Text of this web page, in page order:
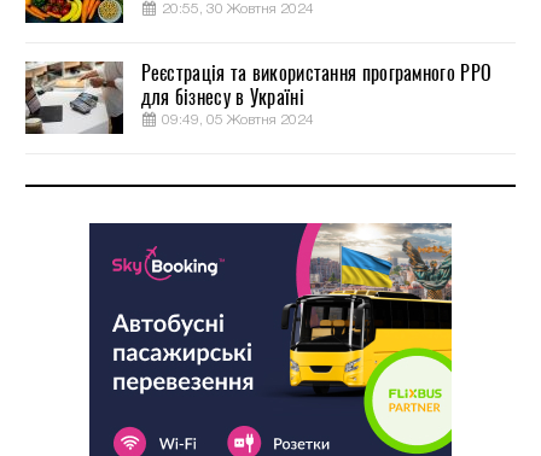
20:55, 30 Жовтня 2024
Реєстрація та використання програмного РРО
для бізнесу в Україні
09:49, 05 Жовтня 2024